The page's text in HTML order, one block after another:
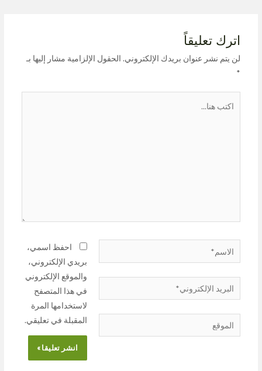
اترك تعليقاً
لن يتم نشر عنوان بريدك الإلكتروني. الحقول الإلزامية مشار إليها بـ
*
احفظ اسمي،
بريدي الإلكتروني،
والموقع الإلكتروني
في هذا المتصفح
لاستخدامها المرة
المقبلة في تعليقي.